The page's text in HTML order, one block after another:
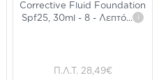
Corrective Fluid Foundation
Spf25, 30ml - 8 - Λεπτό... i
Π.Λ.Τ. 28,49€